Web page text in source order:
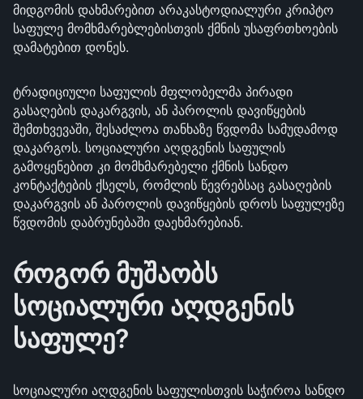
მიდგომის დახმარებით არაკასტოდიალური კრიპტო
საფულე მომხმარებლებისთვის ქმნის უსაფრთხოების
დამატებით დონეს.
ტრადიციული საფულის მფლობელმა პირადი
გასაღების დაკარგვის, ან პაროლის დავიწყების
შემთხვევაში, შესაძლოა თანხაზე წვდომა სამუდამოდ
დაკარგოს. სოციალური აღდგენის საფულის
გამოყენებით კი მომხმარებელი ქმნის სანდო
კონტაქტების ქსელს, რომლის წევრებსაც გასაღების
დაკარგვის ან პაროლის დავიწყების დროს საფულეზე
წვდომის დაბრუნებაში დაეხმარებიან.
როგორ მუშაობს
სოციალური აღდგენის
საფულე?
სოციალური აღდგენის საფულისთვის საჭიროა სანდო